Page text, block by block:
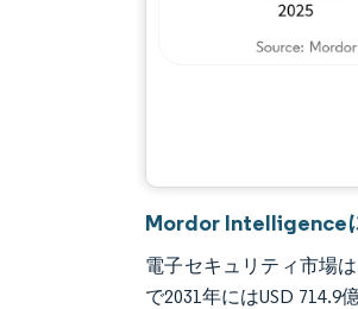
Mordor Intelligence
電子セキュリティ市場は
で2031年にはUSD